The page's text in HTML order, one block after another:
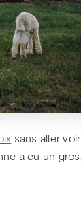
sans aller voir
a eu un gros,